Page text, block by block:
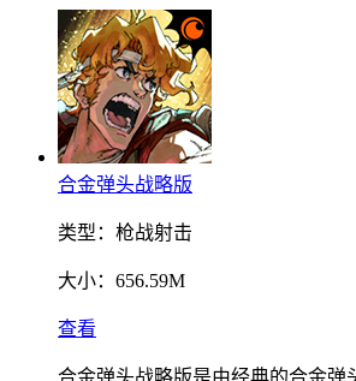
合金弹头战略版
类型： 枪战射击
大小： 656.59M
查看